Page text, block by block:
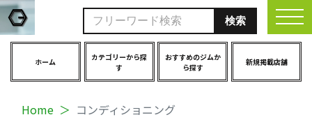
ホーム
カテゴリーから探
す
おすすめのジムか
ら探す
新規掲載店舗
Home コンディショニング